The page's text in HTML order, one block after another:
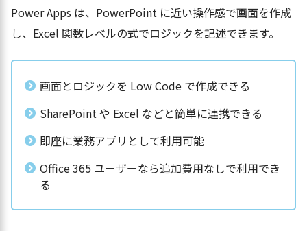
Power Apps は、PowerPoint に近い操作感で画面を作成
し、Excel 関数レベルの式でロジックを記述できます。
画面とロジックを Low Code で作成できる
SharePoint や Excel などと簡単に連携できる
即座に業務アプリとして利用可能
Office 365 ユーザーなら追加費用なしで利用でき
る